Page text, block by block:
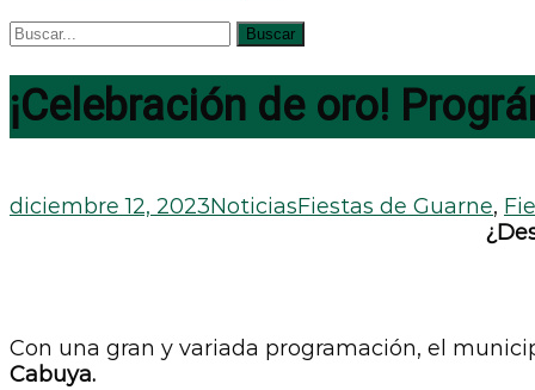
¡Celebración de oro!
diciembre 12, 2023NoticiasFiestas de Guarne,
Con una gran y variada programación, el
Cabuya.